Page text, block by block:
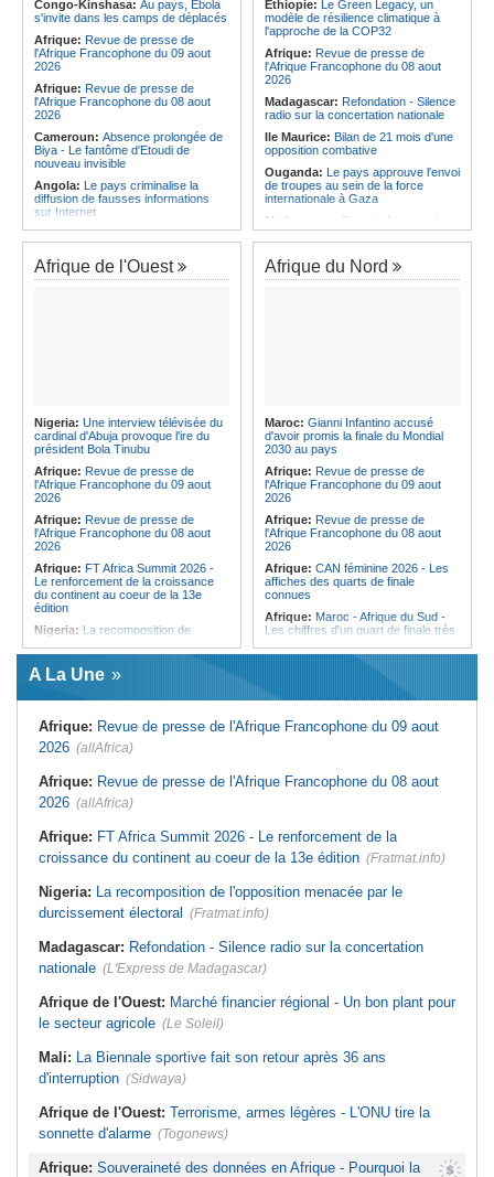
« La finale de 2022, on l'utilise
comme une expérience pour aller de
l'avant »
Afrique:
Les statistiques clés avant
d'Ivoire et l'Algérie
Angola:Le Wiliete échoue en demi-
finales du championnat national
féminin
Congo-Kinshasa: Au pays, Ebola
s'invite dans les camps de déplacés
Afrique: Revue de presse de
l'Afrique Francophone du 09 aout
2026
Afrique: Revue de presse de
l'Afrique Francophone du 08 aout
2026
Cameroun: Absence prolongée de
Biya - Le fantôme d'Etoudi de
nouveau invisible
Angola: Le pays criminalise la
diffusion de fausses informations
sur Internet
Congo-Brazzaville:Concours de
musique 'Talents +' - La liste des
participants publiée
Congo-Brazzaville:Coupe du
référence
Congo-Brazzaville:Lutte contre
les épidémies - Les employés de la
maison de retraite Kambissi en
formation
Ethiopie: Le Green Legacy, un
modèle de résilience climatique à
l'approche de la COP32
Afrique: Revue de presse de
l'Afrique Francophone du 08 aout
2026
Madagascar: Refondation - Silence
radio sur la concertation nationale
Ile Maurice: Bilan de 21 mois d'une
opposition combative
Ouganda: Le pays approuve l'envoi
de troupes au sein de la force
internationale à Gaza
Madagascar: Bras de fer entre le
pays et le FMI autour du déblocage
de plus de 180 millions de dollars
Kenya:Des associations de
femmes marchent pour dénoncer
Le pays à la croisée
des chemins, alerte l'ONU
Afrique de l'Ouest
Nigeria: Une interview télévisée du
cardinal d'Abuja provoque l'ire du
président Bola Tinubu
Afrique: Revue de presse de
l'Afrique Francophone du 09 aout
2026
Afrique: Revue de presse de
l'Afrique Francophone du 08 aout
2026
Afrique: FT Africa Summit 2026 -
Le renforcement de la croissance
du continent au coeur de la 13e
édition
Nigeria: La recomposition de
durcissement électoral
Afrique de l'Ouest:
pour le secteur agricole
Mali:La Biennale sportive fait son
retour après 36 ans d'interruption
armes légères - L'ONU tire la
sonnette d'alarme
Guinée:Nouvelle coupure des
2023
Burkina Faso:10e Cérémonial
Sankara
Afrique du Nord
Maroc: Gianni Infantino accusé
d'avoir promis la finale du Mondial
2030 au pays
Afrique: Revue de presse de
l'Afrique Francophone du 09 aout
2026
Afrique: Revue de presse de
l'Afrique Francophone du 08 aout
2026
Afrique: CAN féminine 2026 - Les
affiches des quarts de finale
connues
Afrique: Maroc - Afrique du Sud -
Les chiffres d'un quart de finale très
l'avant »
Afrique:Les statistiques clés avant
Afrique:
Le Maroc et l'Afrique du
Sud se retrouvent quatre ans après
duel de contrastes
Afrique: AfroBasket U18 - Le
quart
A La Une
Afrique: Revue de presse de l'Afrique Francophone du 09 aout
2026 (allAfrica)
Afrique: Revue de presse de l'Afrique Francophone du 08 aout
2026 (allAfrica)
Afrique: FT Africa Summit 2026 - Le renforcement de la
croissance du continent au coeur de la 13e édition (Fratmat.info)
Nigeria:
La recomposition de l'opposition menacée par le
durcissement électoral
(Fratmat.info)
Madagascar: Refondation - Silence radio sur la concertation
nationale (L'Express de Madagascar)
Afrique de l'Ouest: Marché financier régional - Un bon plant pour
le secteur agricole (Le Soleil)
Mali:
La Biennale sportive fait son retour après 36 ans
d'interruption (Sidwaya)
Afrique de l'Ouest: Terrorisme, armes légères - L'ONU tire la
sonnette d'alarme (Togonews)
Afrique: Souveraineté des données en Afrique - Pourquoi la